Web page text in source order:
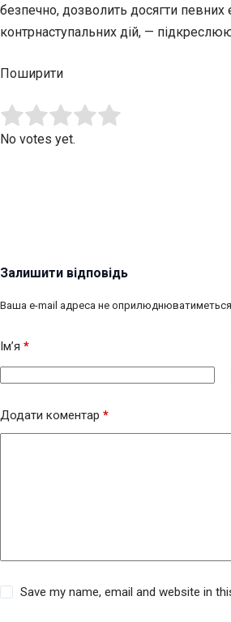
безпечно, дозволить досягти певних
контрнаступальних дій, —
Поширити
Rate this item:
No votes yet.
Залишити відповідь
Ваша e-mail адреса не оприлюднюватиметься.
Ім’я *
Додати коментар *
Save my name, email and website in